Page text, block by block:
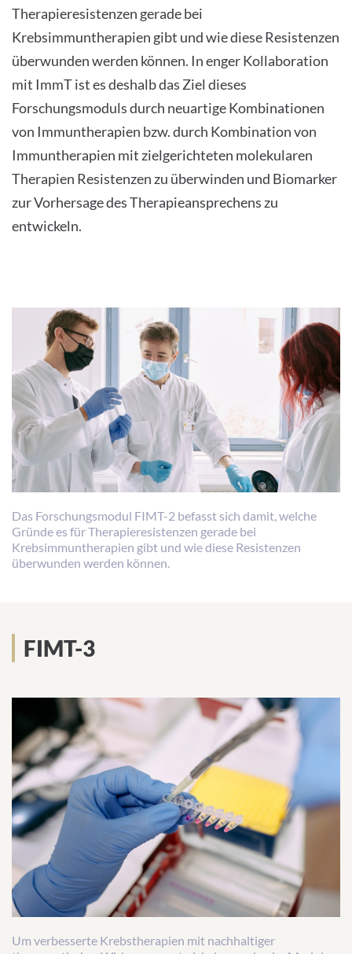
Therapieresistenzen gerade bei
Krebsimmuntherapien gibt und wie diese Resistenzen
überwunden werden können. In enger Kollaboration
mit ImmT ist es deshalb das Ziel dieses
Forschungsmoduls durch neuartige Kombinationen
von Immuntherapien bzw. durch Kombination von
Immuntherapien mit zielgerichteten molekularen
Therapien Resistenzen zu überwinden und Biomarker
zur Vorhersage des Therapieansprechens zu
entwickeln.
Das Forschungsmodul FIMT-2 befasst sich damit, welche
Gründe es für Therapieresistenzen gerade bei
Krebsimmuntherapien gibt und wie diese Resistenzen
überwunden werden können.
FIMT-3
Um verbesserte Krebstherapien mit nachhaltiger